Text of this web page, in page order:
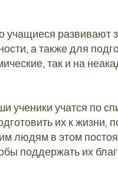
развивают
а также для
так и на
учатся по
их к жизни,
людям в этом
поддержать их